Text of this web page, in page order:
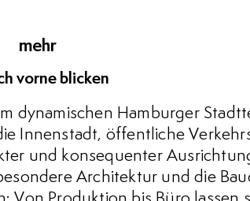
mehr
vorne blicken
dynamischen Hamburger
Innenstadt, öffentliche
und konsequenter
Architektur und die